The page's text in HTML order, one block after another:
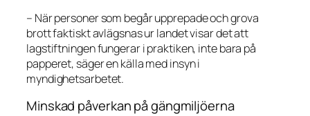
– När personer som begår upprepade och grova
brott faktiskt avlägsnas ur landet visar det att
lagstiftningen fungerar i praktiken, inte bara på
papperet, säger en källa med insyn i
myndighetsarbetet.
Minskad påverkan på gängmiljöerna